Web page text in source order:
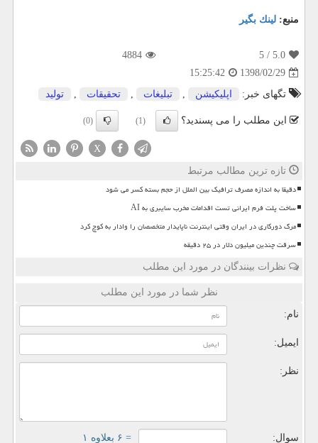
منبع: لینك بگیر
5.0
/ 5
4884
1398/02/29
15:25:42
تگهای خبر:
اپلیكیشن , تبلیغات , تحقیقات , تولید
این مطلب را می پسندید؟ (1)
(0)
X
تازه ترین مطالب مرتبط
دقیقا به اندازه مصرف ترافیک بین الملل از حجم بسته کسر می شود
ساخت پلت فرم ایرانی تست اقدامات مخرب سایبری به AI
مرگ دورکاری در ایران وقتی اینترنت ناپایدار متخصصان را وادار به کوچ کرد
سرقت چندین میلیون دلار در ۲۵ دقیقه
نظرات بینندگان در مورد این مطلب
نظر شما در مورد این مطلب
نام:
ایمیل:
نظر:
سوال: = ۶ بعلاوه ۱